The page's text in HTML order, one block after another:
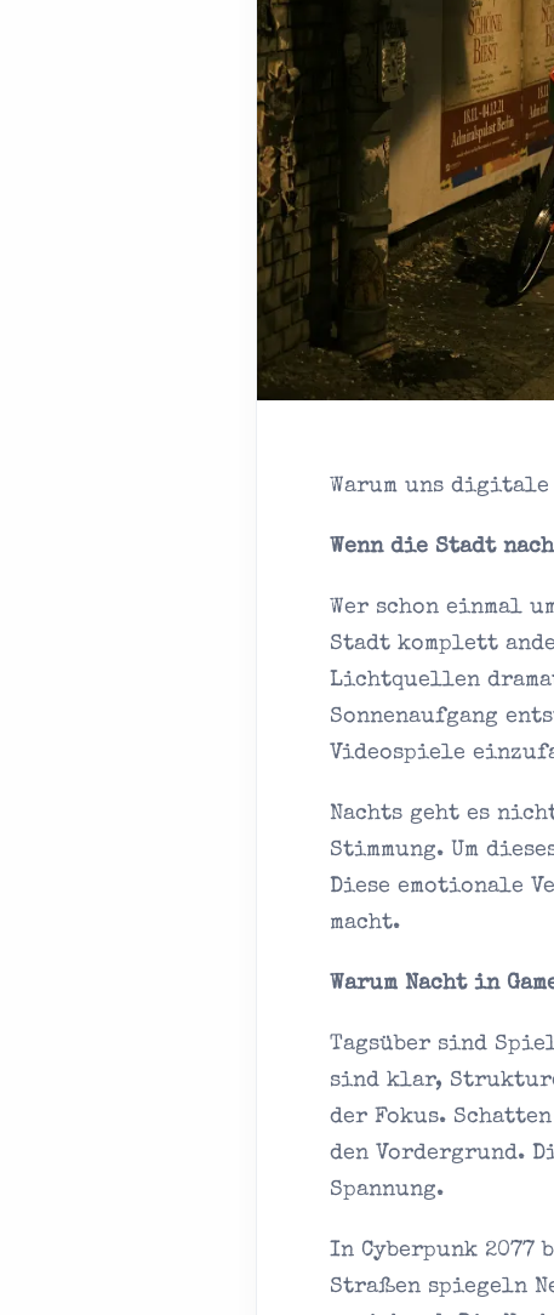
Warum uns digitale
Wenn die Stadt
Wer schon einmal
Stadt komplett
Lichtquellen
Sonnenaufgang
Videospiele
Nachts geht es
Stimmung. Um
Diese emotionale
macht.
Warum Nacht in
Tagsüber sind
sind klar,
der Fokus.
den Vordergrund.
Spannung.
In Cyberpunk
Straßen spiegeln